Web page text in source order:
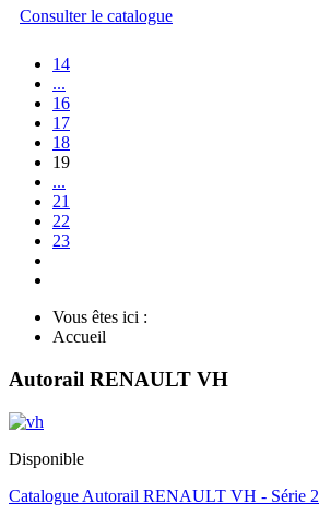
Consulter le catalogue
14
...
16
17
18
19
...
21
22
23
Vous êtes ici :
Accueil
Autorail RENAULT VH
Disponible
Catalogue Autorail RENAULT VH - Série 2